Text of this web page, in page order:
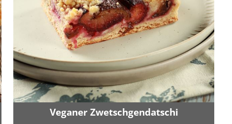
Veganer Zwetschgendatschi